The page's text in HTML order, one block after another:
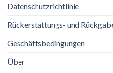
Datenschutzrichtlinie
Rückerstattungs- und
Geschäftsbedingungen
Über